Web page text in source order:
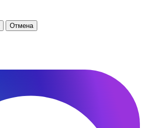
Отмена